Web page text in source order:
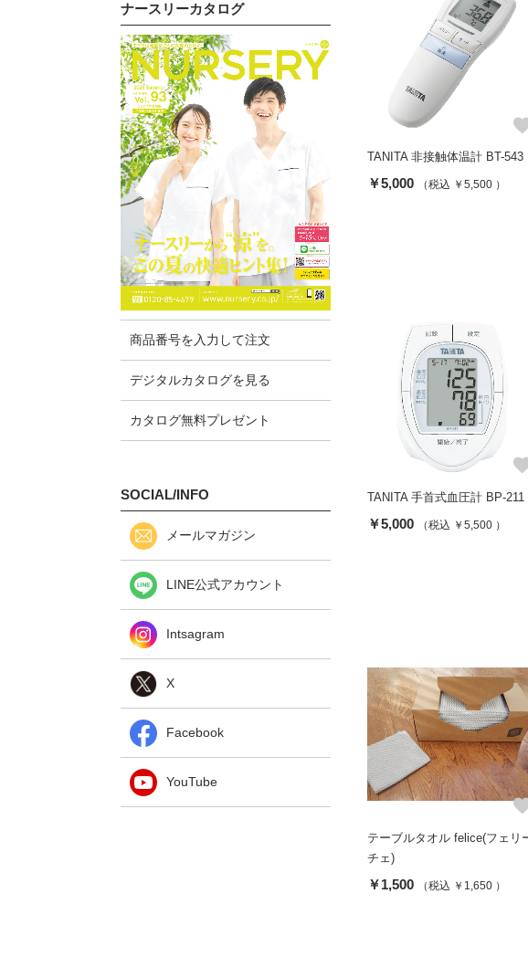
ナースリーカタログ
商品番号を入力して注文
デジタルカタログを見る
カタログ無料プレゼント
SOCIAL/INFO
メールマガジン
LINE公式アカウント
Intsagram
X
Facebook
YouTube
TANITA 非接触体温計 BT-543
￥5,000 （税込 ￥5,500 ）
TANITA 手首式血圧計 BP-211
￥5,000 （税込 ￥5,500 ）
テーブルタオル felice(フェリ
チェ)
￥1,500 （税込 ￥1,650 ）